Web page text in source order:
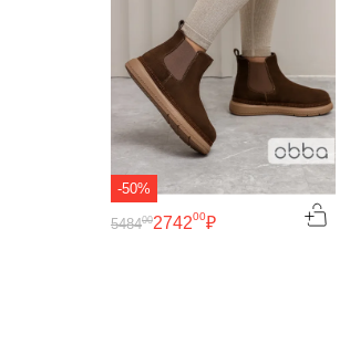
-50%
274200₽
548400